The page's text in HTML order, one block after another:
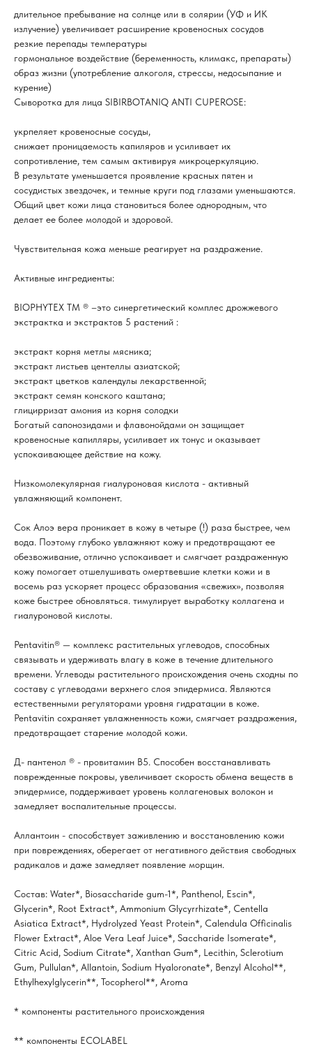
длительное пребывание на солнце или в солярии (УФ и ИК
излучение) увеличивает расширение кровеносных сосудов
резкие перепады температуры
гормональное воздействие (беременность, климакс, препараты)
образ жизни (употребление алкоголя, стрессы, недосыпание и
курение)
Сыворотка для лица SIBIRBOTANIQ ANTI CUPEROSE:
укрпеляет кровеносные сосуды,
снижает проницаемость капиляров и усиливает их
сопротивление, тем самым активируя микроцеркуляцию.
В результате уменьшается проявление красных пятен и
сосудистых звездочек, и темные круги под глазами уменьшаются.
Общий цвет кожи лица становиться более однородным, что
делает ее более молодой и здоровой.
Чувствительная кожа меньше реагирует на раздражение.
Активные ингредиенты:
BIOPHYTEX TM ® –это синергетический комплес дрожжевого
экстрактка и экстрактов 5 растений :
экстракт корня метлы мясника;
экстракт листьев центеллы азиатской;
экстракт цветков календулы лекарственной;
экстракт семян конского каштана;
глицирризат амония из корня солодки
Богатый сапонозидами и флавонойдами он защищает
кровеносные капилляры, усиливает их тонус и оказывает
успокаивающее действие на кожу.
Низкомолекулярная гиалуроновая кислота - активный
увлажняющий компонент.
Сок Алоэ вера проникает в кожу в четыре (!) раза быстрее, чем
вода. Поэтому глубоко увлажняют кожу и предотвращают ее
обезвоживание, отлично успокаивает и смягчает раздраженную
кожу помогает отшелушивать омертвевшие клетки кожи и в
восемь раз ускоряет процесс образования «свежих», позволяя
коже быстрее обновляться. тимулирует выработку коллагена и
гиалуроновой кислоты.
Pentavitin® — комплекс растительных углеводов, способных
связывать и удерживать влагу в коже в течение длительного
времени. Углеводы растительного происхождения очень сходны по
составу с углеводами верхнего слоя эпидермиса. Являются
естественными регуляторами уровня гидратации в коже.
Pentavitin сохраняет увлажненность кожи, смягчает раздражения,
предотвращает старение молодой кожи.
Д- пантенол ® - провитамин В5. Способен восстанавливать
поврежденные покровы, увеличивает скорость обмена веществ в
эпидермисе, поддерживает уровень коллагеновых волокон и
замедляет воспалительные процессы.
Аллантоин - способствует заживлению и восстановлению кожи
при повреждениях, оберегает от негативного действия свободных
радикалов и даже замедляет появление морщин.
Состав: Water*, Biosaccharide gum-1*, Panthenol, Escin*,
Glycerin*, Root Extract*, Ammonium Glycyrrhizate*, Centella
Asiatica Extract*, Hydrolyzed Yeast Protein*, Calendula Officinalis
Flower Extract*, Aloe Vera Leaf Juice*, Saccharide Isomerate*,
Citric Acid, Sodium Citrate*, Xanthan Gum*, Lecithin, Sclerotium
Gum, Pullulan*, Allantoin, Sodium Hyaloronate*, Benzyl Alcohol**,
Ethylhexylglycerin**, Tocopherol**, Aroma
* компоненты растительного происхождения
** компоненты ECOLABEL